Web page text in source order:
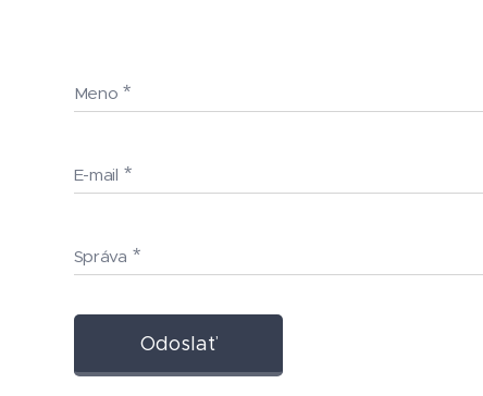
Meno
E-mail
Správa
Odoslať